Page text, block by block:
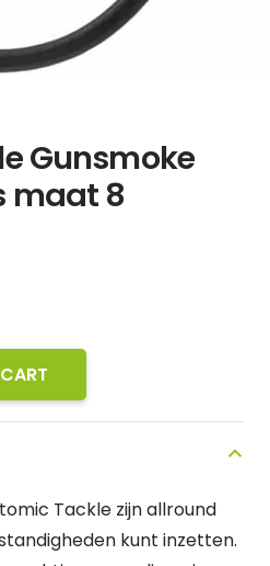
Gunsmoke
maat 8
Tackle zijn allround
kunt inzetten.